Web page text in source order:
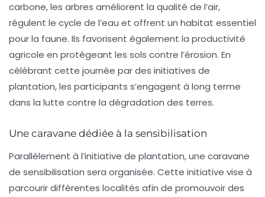
carbone, les arbres améliorent la qualité de l’air,
régulent le cycle de l’eau et offrent un habitat essentiel
pour la faune. Ils favorisent également la productivité
agricole en protégeant les sols contre l’érosion. En
célébrant cette journée par des initiatives de
plantation, les participants s’engagent à long terme
dans la lutte contre la dégradation des terres.
Une caravane dédiée à la sensibilisation
Parallèlement à l’initiative de plantation, une caravane
de sensibilisation sera organisée. Cette initiative vise à
parcourir différentes localités afin de promouvoir des